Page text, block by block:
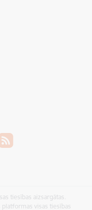
tiesības aizsargātas.
platformas visas tiesības